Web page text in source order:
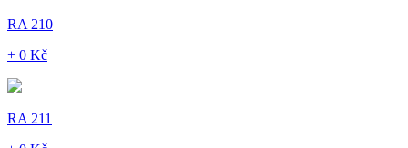
RA 210
+ 0 Kč
RA 211